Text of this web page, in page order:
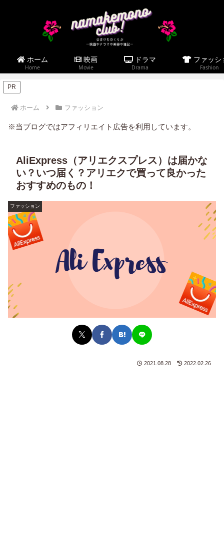
ホーム
Home
映画
Movie
ドラマ
Drama
ファッシ
Fashion
PR
ホーム ファッション
※当ブログではアフィリエイト広告を利用しています。
AliExpress（アリエクスプレス）は届かな
い？いつ届く？アリエクで買って良かった
おすすめのもの！
ファッション
2021.08.28 2022.02.26